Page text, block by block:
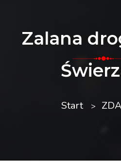
Zalana
Start